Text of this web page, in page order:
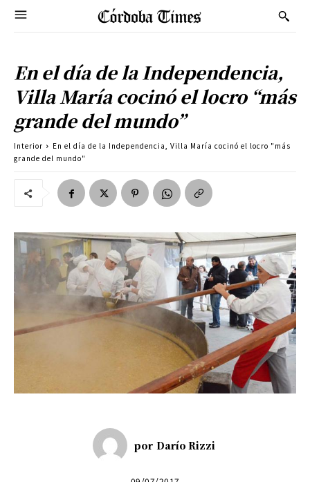
En el día de la Independencia,
Villa María cocinó el locro “más
grande del mundo”
Interior
En el día de la Independencia, Villa María cocinó el locro "más
grande del mundo"
por Darío Rizzi